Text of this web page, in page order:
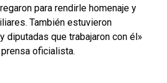
para rendirle homenaje y
También estuvieron
diputadas que trabajaron con él»
oficialista.